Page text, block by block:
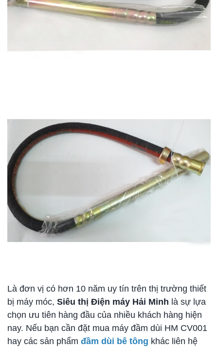
Là đơn vị có hơn 10 năm uy tín trên thị trường thiết
bị máy móc, Siêu thị Điện máy Hải Minh là sự lựa
chọn ưu tiên hàng đầu của nhiều khách hàng hiện
nay. Nếu bạn cần đặt mua máy đầm dùi HM CV001
hay các sản phẩm đầm dùi bê tông khác liên hệ